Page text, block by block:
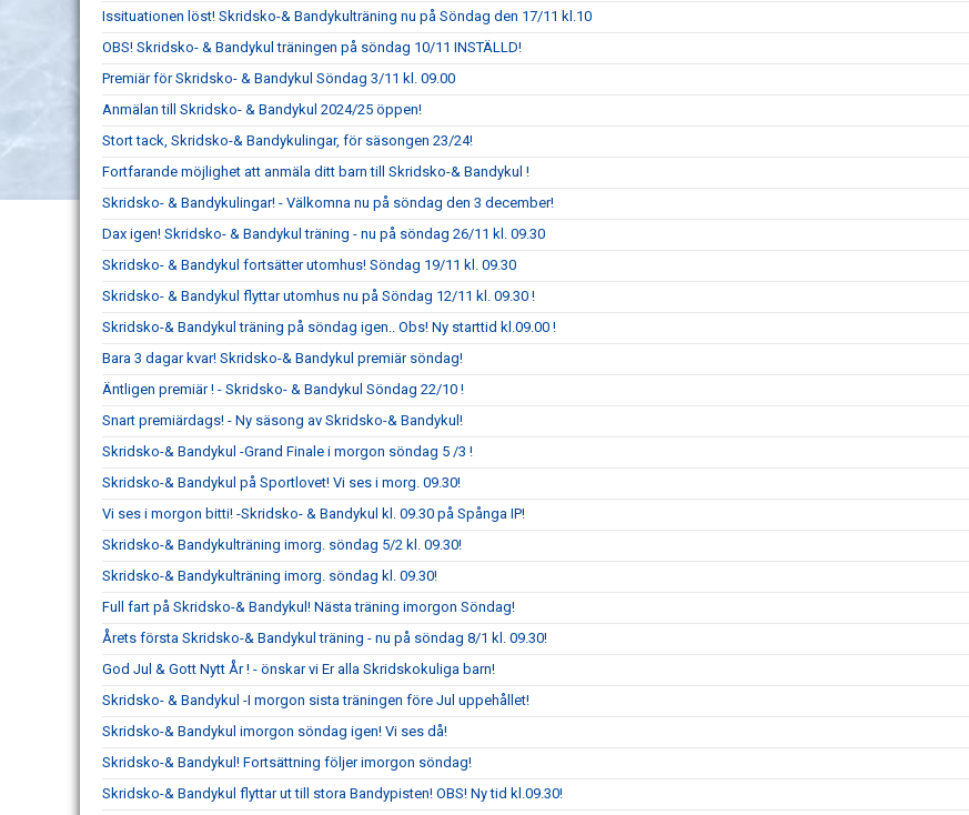
Issituationen löst! Skridsko-& Bandykulträning nu på Söndag den 17/11 kl.10
OBS! Skridsko- & Bandykul träningen på söndag 10/11 INSTÄLLD!
Premiär för Skridsko- & Bandykul Söndag 3/11 kl. 09.00
Anmälan till Skridsko- & Bandykul 2024/25 öppen!
Stort tack, Skridsko-& Bandykulingar, för säsongen 23/24!
Fortfarande möjlighet att anmäla ditt barn till Skridsko-& Bandykul !
Skridsko- & Bandykulingar! - Välkomna nu på söndag den 3 december!
Dax igen! Skridsko- & Bandykul träning - nu på söndag 26/11 kl. 09.30
Skridsko- & Bandykul fortsätter utomhus! Söndag 19/11 kl. 09.30
Skridsko- & Bandykul flyttar utomhus nu på Söndag 12/11 kl. 09.30 !
Skridsko-& Bandykul träning på söndag igen.. Obs! Ny starttid kl.09.00 !
Bara 3 dagar kvar! Skridsko-& Bandykul premiär söndag!
Äntligen premiär ! - Skridsko- & Bandykul Söndag 22/10 !
Snart premiärdags! - Ny säsong av Skridsko-& Bandykul!
Skridsko-& Bandykul -Grand Finale i morgon söndag 5 /3 !
Skridsko-& Bandykul på Sportlovet! Vi ses i morg. 09.30!
Vi ses i morgon bitti! -Skridsko- & Bandykul kl. 09.30 på Spånga IP!
Skridsko-& Bandykulträning imorg. söndag 5/2 kl. 09.30!
Skridsko-& Bandykulträning imorg. söndag kl. 09.30!
Full fart på Skridsko-& Bandykul! Nästa träning imorgon Söndag!
Årets första Skridsko-& Bandykul träning - nu på söndag 8/1 kl. 09.30!
God Jul & Gott Nytt År ! - önskar vi Er alla Skridskokuliga barn!
Skridsko- & Bandykul -I morgon sista träningen före Jul uppehållet!
Skridsko-& Bandykul imorgon söndag igen! Vi ses då!
Skridsko-& Bandykul! Fortsättning följer imorgon söndag!
Skridsko-& Bandykul flyttar ut till stora Bandypisten! OBS! Ny tid kl.09.30!